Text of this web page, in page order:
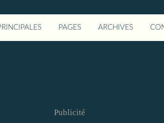
PAGES ARCHIVES
Publicité